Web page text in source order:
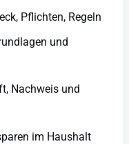
Pflichten, Regeln
und
Nachweis und
im Haushalt